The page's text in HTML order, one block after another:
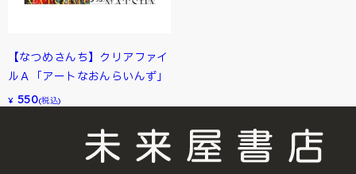
【なつめさんち】クリアファイ
ルＡ「アートなおんらいんず」
¥ 550(税込)